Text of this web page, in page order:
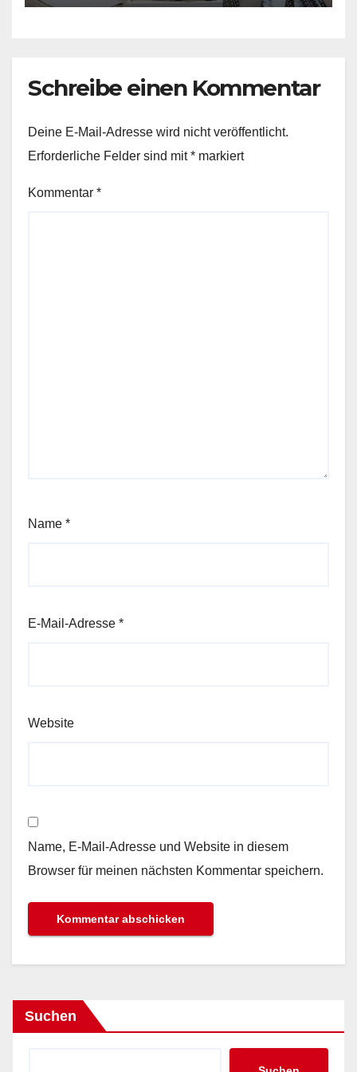
Schreibe einen Kommentar
Deine E-Mail-Adresse wird nicht veröffentlicht.
Erforderliche Felder sind mit* markiert
Kommentar *
Name *
E-Mail-Adresse *
Website
Name, E-Mail-Adresse und Website in diesem
Browser für meinen nächsten Kommentar speichern.
Suchen